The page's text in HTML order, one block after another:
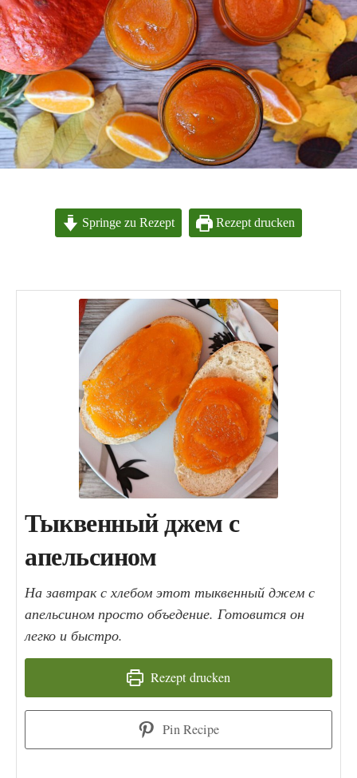
Springe zu Rezept Rezept drucken
Тыквенный джем с
апельсином
На завтрак с хлебом этот тыквенный джем с
апельсином просто объедение. Готовится он
легко и быстро.
Rezept drucken
Pin Recipe